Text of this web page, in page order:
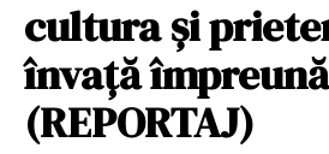
cultura și
învață împreună
(REPORTAJ)